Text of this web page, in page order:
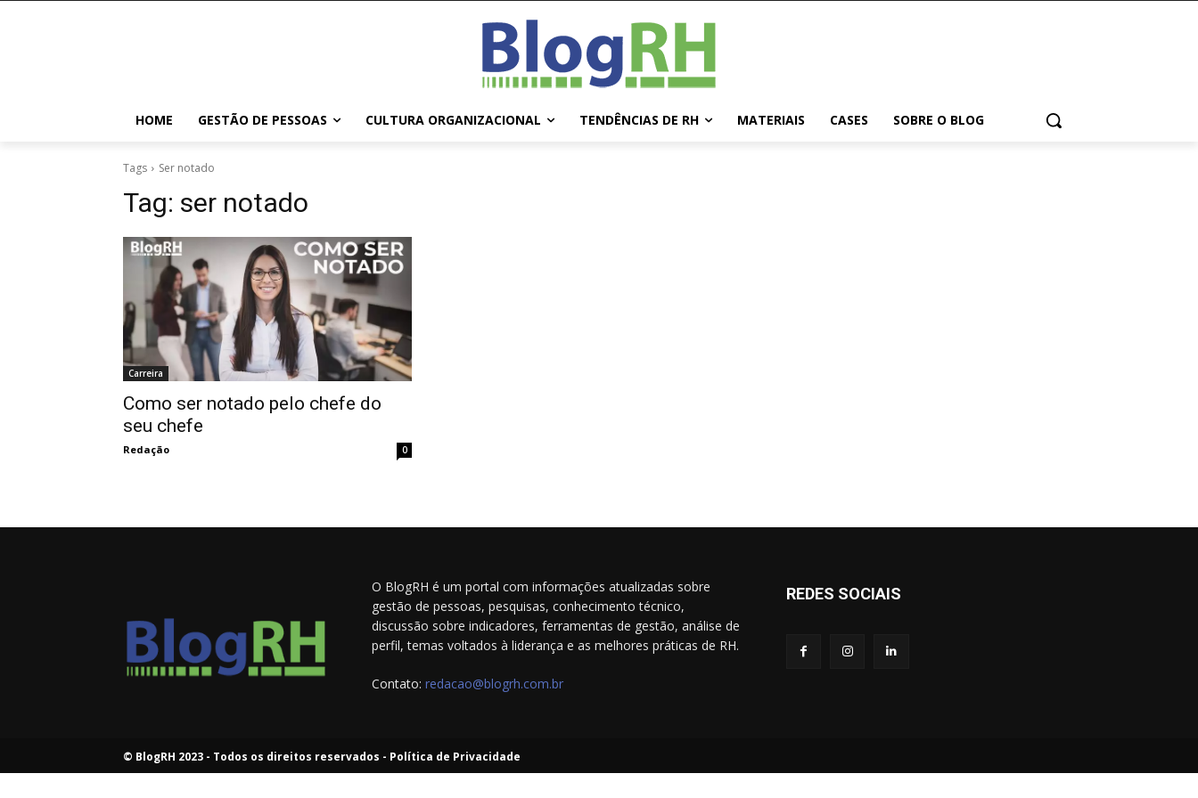
HOME GESTÃO DE PESSOAS CULTURA ORGANIZACIONAL TENDÊNCIAS DE RH MATERIAIS CASES SOBRE O BLOG
Tags Ser notado
Tag: ser notado
Carreira
Como ser notado pelo chefe do
seu chefe
Redação 0
O BlogRH é um portal com informações atualizadas sobre
gestão de pessoas, pesquisas, conhecimento técnico,
discussão sobre indicadores, ferramentas de gestão, análise de
perfil, temas voltados à liderança e as melhores práticas de RH.
Contato: redacao@blogrh.com.br
REDES SOCIAIS
© BlogRH 2023 - Todos os direitos reservados - Política de Privacidade